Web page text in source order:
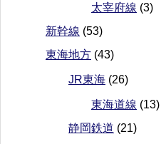
太宰府線 (3)
新幹線 (53)
東海地方 (43)
JR東海 (26)
東海道線 (13)
静岡鉄道 (21)